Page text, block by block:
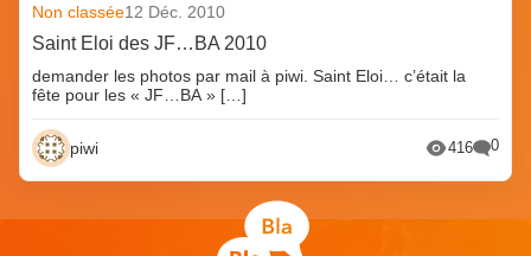
Non classée12 Déc. 2010
Saint Eloi des JF…BA 2010
demander les photos par mail à piwi. Saint Eloi… c’était la
fête pour les « JF…BA » […]
piwi 416 0